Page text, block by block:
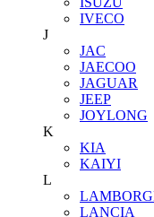
IVECO
J
JAC
JAECOO
JAGUAR
JEEP
JOYLONG
K
KIA
KAIYI
L
LANCIA